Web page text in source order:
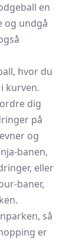
en
og undgå
hvor du
kurven.
dig
på
og
banen,
eller
baner,
så
er